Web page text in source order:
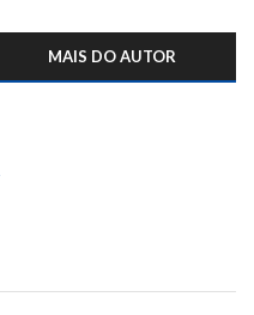
MAIS DO AUTOR